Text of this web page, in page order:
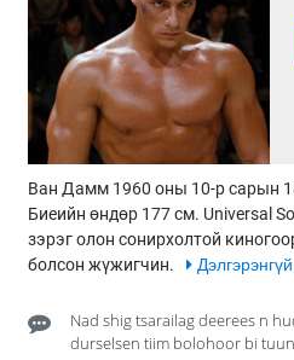
Ван Дамм 1960 оны 10-р сарын
Биеийн өндөр 177 см. Universal
зэрэг олон сонирхолтой
болсон жүжигчин.
Дэлгэрэнгүй
Nad shig tsarailag deerees n
durselsen tiim bolohoor bi